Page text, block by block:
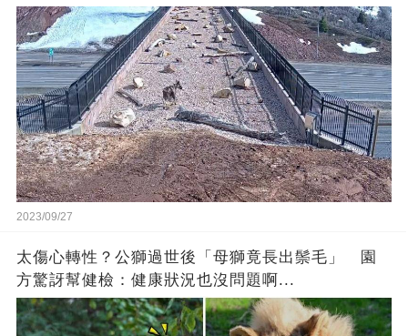
歡呼
2023/09/27
太傷心轉性？公獅過世後「母獅竟長出鬃毛」 園
方驚訝幫健檢：健康狀況也沒問題啊...